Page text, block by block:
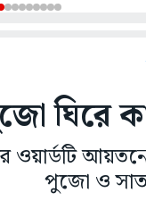
ঘিরে
ওয়ার্ডটি
পুজো ও